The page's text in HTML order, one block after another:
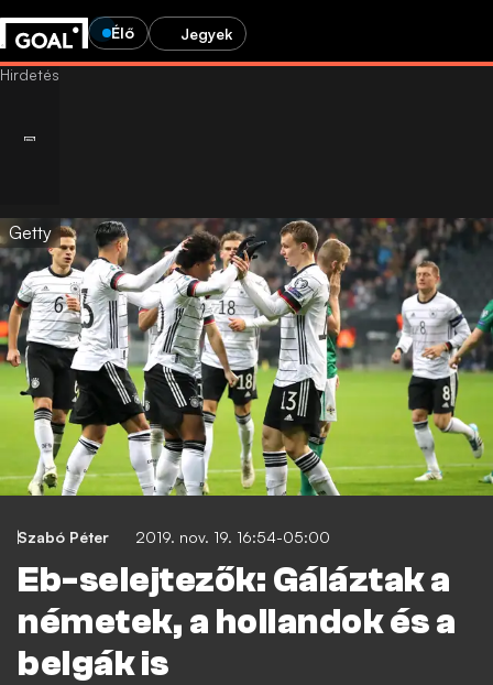
Élő Jegyek
Getty
Szabó Péter 2019. nov. 19. 16:54-05:00
Eb-selejtezők: Gáláztak a
németek, a hollandok és a
belgák is